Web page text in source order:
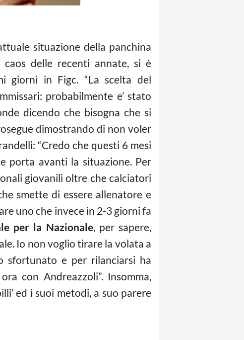
situazione della panchina
delle recenti annate, si è
giorni in Figc. “La scelta del
probabilmente e’ stato
dicendo che bisogna che si
dimostrando di non voler
“Credo che questi 6 mesi
porta avanti la situazione. Per
giovanili oltre che calciatori
smette di essere allenatore e
uno che invece in 2-3 giorni fa
per la Nazionale, per sapere,
Io non voglio tirare la volata a
sfortunato e per rilanciarsi ha
con Andreazzoli”. Insomma,
ed i suoi metodi, a suo parere